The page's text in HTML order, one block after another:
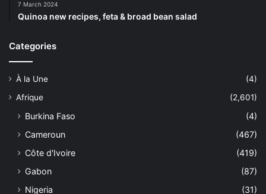
7 March 2024
Quinoa new recipes, feta & broad bean salad
Categories
À la Une
(4)
Afrique
(2,601)
Burkina Faso
(4)
Cameroun
(467)
Côte d'Ivoire
(419)
Gabon
(87)
Nigeria
(31)